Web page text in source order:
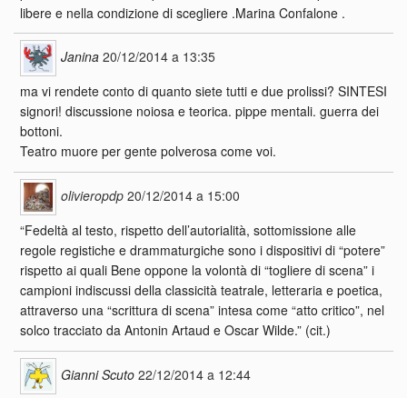
libere e nella condizione di scegliere .Marina Confalone .
Janina 20/12/2014 a 13:35
ma vi rendete conto di quanto siete tutti e due prolissi? SINTESI
signori! discussione noiosa e teorica. pippe mentali. guerra dei
bottoni.
Teatro muore per gente polverosa come voi.
olivieropdp 20/12/2014 a 15:00
“Fedeltà al testo, rispetto dell’autorialità, sottomissione alle
regole registiche e drammaturgiche sono i dispositivi di “potere”
rispetto ai quali Bene oppone la volontà di “togliere di scena” i
campioni indiscussi della classicità teatrale, letteraria e poetica,
attraverso una “scrittura di scena” intesa come “atto critico”, nel
solco tracciato da Antonin Artaud e Oscar Wilde.” (cit.)
Gianni Scuto 22/12/2014 a 12:44